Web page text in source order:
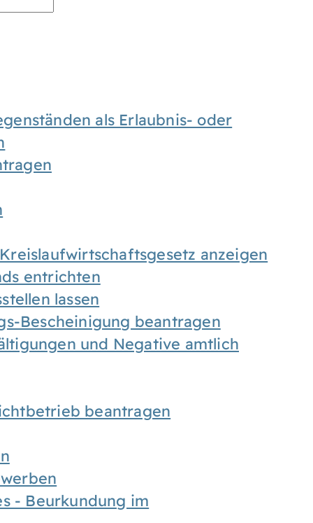
als Erlaubnis- oder
anzeigen
entrichten
lassen
Bescheinigung beantragen
und Negative amtlich
beantragen
- Beurkundung im